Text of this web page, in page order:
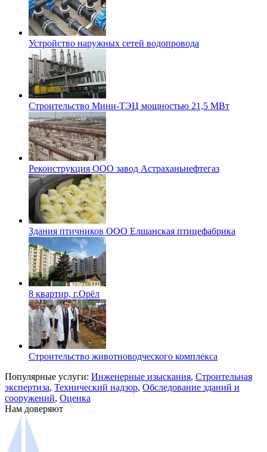
Устройство наружных сетей водопровода
Строительство Мини-ТЭЦ мощностью 21,5 МВт
Реконструкция ООО завод Астраханьнефтегаз
Здания птичников ООО Елшанская птицефабрика
8 квартир, г.Орёл
Строительство животноводческого комплекса
Популярные услуги: Инженерные изыскания, Строительная
экспертиза, Технический надзор, Обследование зданий и
сооружений, Оценка
Нам доверяют